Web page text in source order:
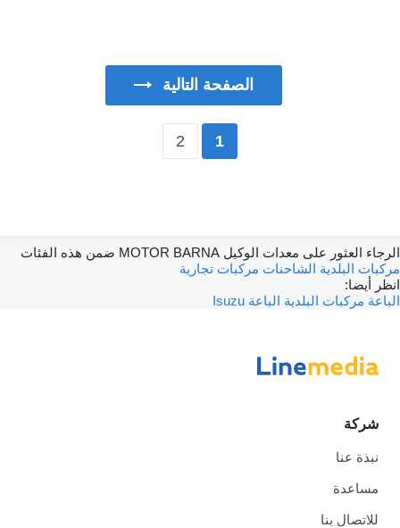
الصفحة التالية
1
2
الرجاء العثور على معدات الوكيل MOTOR BARNA ضمن هذه الفئات
مركبات البلدية الشاحنات مركبات تجارية
انظر أيضا:
الباعة مركبات البلدية الباعة Isuzu
شركة
نبذة عنا
مساعدة
للاتصال بنا